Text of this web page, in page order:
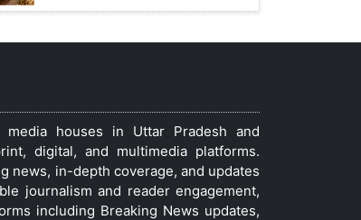
houses in Uttar Pradesh and
digital, and multimedia platforms.
news, in-depth coverage, and updates
journalism and reader engagement,
including Breaking News updates,